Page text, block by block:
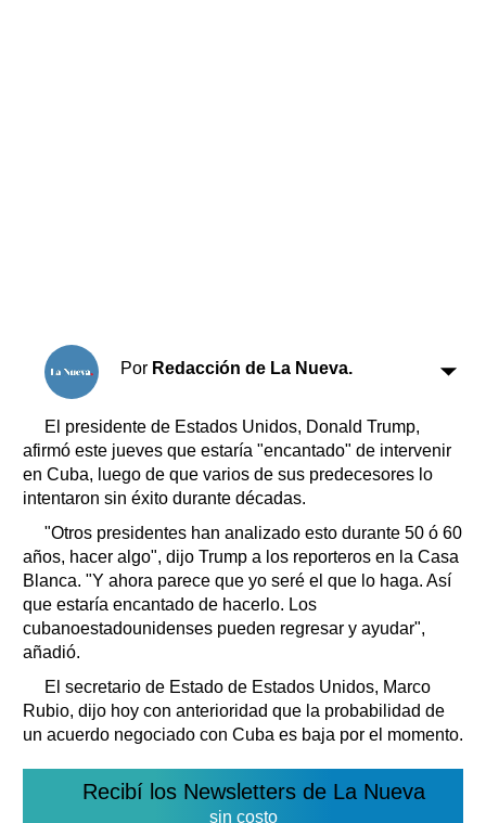
Por Redacción de La Nueva.
El presidente de Estados Unidos, Donald Trump,
afirmó este jueves que estaría "encantado" de intervenir
en Cuba, luego de que varios de sus predecesores lo
intentaron sin éxito durante décadas.
"Otros presidentes han analizado esto durante 50 ó 60
años, hacer algo", dijo Trump a los reporteros en la Casa
Blanca. "Y ahora parece que yo seré el que lo haga. Así
que estaría encantado de hacerlo. Los
cubanoestadounidenses pueden regresar y ayudar",
añadió.
El secretario de Estado de Estados Unidos, Marco
Rubio, dijo hoy con anterioridad que la probabilidad de
un acuerdo negociado con Cuba es baja por el momento.
Recibí los Newsletters de La Nueva
sin costo